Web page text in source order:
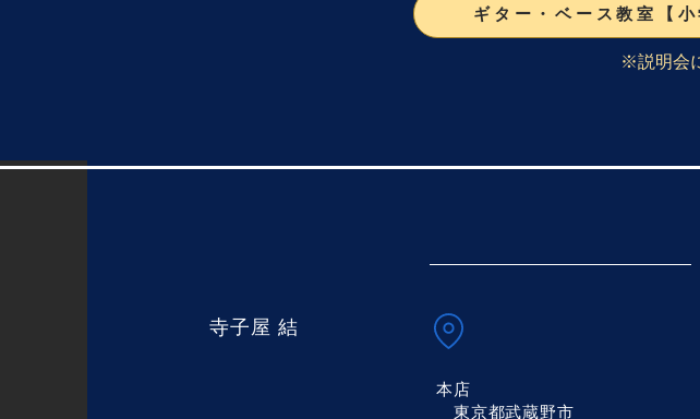
ギター・ベース教室【
※説明会
結
寺子屋 結
本店
東京都武蔵野市